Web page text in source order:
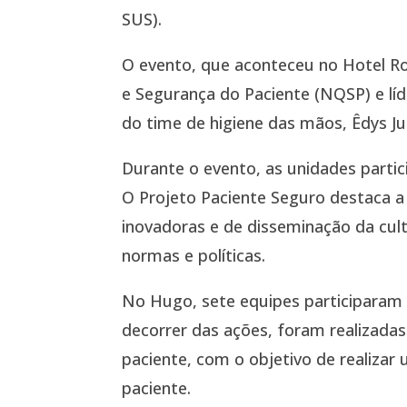
SUS).
O evento, que aconteceu no Hotel
e Segurança do Paciente (NQSP) e
do time de higiene das mãos, Êdys
Durante o evento, as unidades
O Projeto Paciente Seguro destaca
inovadoras e de disseminação da
normas e políticas.
No Hugo, sete equipes
decorrer das ações, foram
paciente, com o objetivo de realizar
paciente.